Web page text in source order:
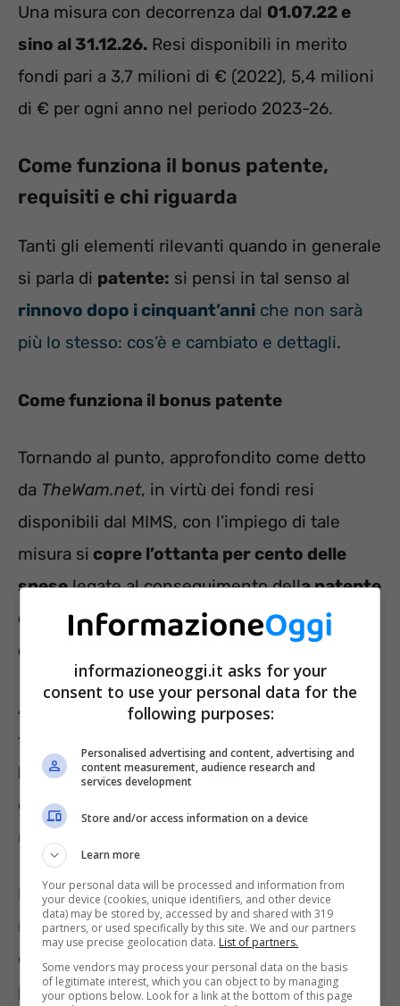
Una misura con decorrenza dal 01.07.22 e
sino al 31.12.26. Resi disponibili in merito
fondi pari a 3,7 milioni di € (2022), 5,4 milioni
di € per ogni anno nel periodo 2023-26.
Come funziona il bonus patente,
requisiti e chi riguarda
Tanti gli elementi rilevanti quando in generale
si parla di patente: si pensi in tal senso al
rinnovo dopo i cinquant’anni che non sarà
più lo stesso: cos’è e cambiato e dettagli.
Come funziona il bonus patente
Tornando al punto, approfondito come detto
da TheWam.net, in virtù dei fondi resi
disponibili dal MIMS, con l’impiego di tale
misura si copre l’ottanta per cento delle
speselegate al conseguimento della patente
o qualifica professionale,le quali non siano
oltre i 2500€.
Altro aspetto da tener a amente riguarda il
fatto che spetta soltanto
beneficiario.Inoltre, viene concesso in
ordine cronologico a chi ne fa richiesta, nel
rispetto dei
Il bonus,erogato comevoucher, va fruito in
modo necessarionon dopo i sessanta giorni
dalla relativa emissione. Rispetto a titoli
professionali, patenti, oppure carta di
informazioneoggi.it asks for your
consent to use your personal data for the
following purposes:
Personalised advertising and content, advertising and
content measurement, audience research and
services development
Store and/or access information on a device
Learn more
Your personal data will be processed and information from
your device (cookies, unique identifiers, and other device
data) may be stored by, accessed by and shared with 319
partners, or used specifically by this site. We and our partners
may use precise geolocation data. List of partners.
Some vendors may process your personal data on the basis
of legitimate interest, which you can object to by managing
your options below. Look for a link at the bottom of this page